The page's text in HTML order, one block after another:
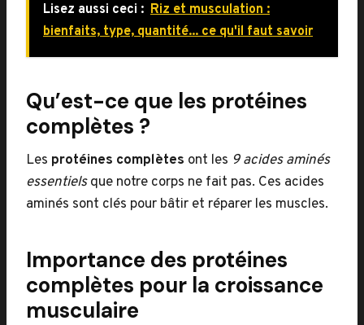
Lisez aussi ceci : Riz et musculation :
bienfaits, type, quantité... ce qu'il faut savoir
Qu’est-ce que les protéines
complètes ?
Les protéines complètes ont les 9 acides aminés
essentielsque notre corps ne fait pas. Ces acides
aminés sont clés pour bâtir et réparer les muscles.
Importance des protéines
complètes pour la croissance
musculaire